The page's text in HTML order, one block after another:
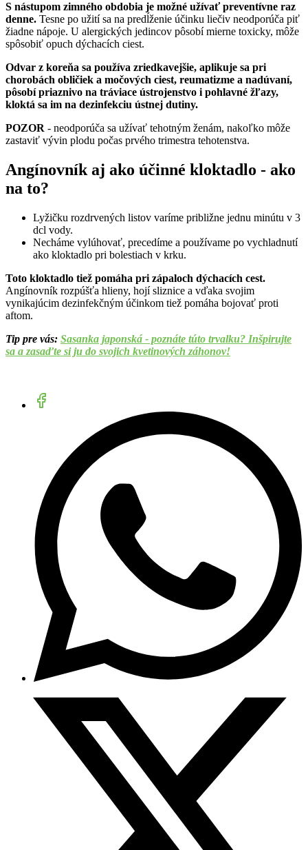
S nástupom zimného obdobia je možné užívať preventívne raz
denne. Tesne po užití sa na predĺženie účinku liečiv neodporúča piť
žiadne nápoje. U alergických jedincov pôsobí mierne toxicky, môže
spôsobiť opuch dýchacích ciest.
Odvar z koreňa sa používa zriedkavejšie, aplikuje sa pri
chorobách obličiek a močových ciest, reumatizme a nadúvaní,
pôsobí priaznivo na tráviace ústrojenstvo i pohlavné žľazy,
kloktá sa im na dezinfekciu ústnej dutiny.
POZOR - neodporúča sa užívať tehotným ženám, nakoľko môže
zastaviť vývin plodu počas prvého trimestra tehotenstva.
Angínovník aj ako účinné kloktadlo - ako
na to?
Lyžičku rozdrvených listov varíme približne jednu minútu v 3
dcl vody.
Necháme vylúhovať, precedíme a používame po vychladnutí
ako kloktadlo pri bolestiach v krku.
Toto kloktadlo tiež pomáha pri zápaloch dýchacích cest.
Angínovník rozpúšťa hlieny, hojí sliznice a vďaka svojim
vynikajúcim dezinfekčným účinkom tiež pomáha bojovať proti
aftom.
Tip pre vás: Sasanka japonská - poznáte túto trvalku? Inšpirujte
sa a zasaďte si ju do svojich kvetinových záhonov!